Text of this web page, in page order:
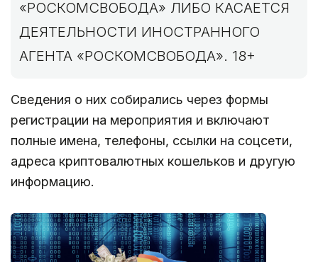
«РОСКОМСВОБОДА» ЛИБО КАСАЕТСЯ
ДЕЯТЕЛЬНОСТИ ИНОСТРАННОГО
АГЕНТА «РОСКОМСВОБОДА». 18+
Сведения о них собирались через формы
регистрации на мероприятия и включают
полные имена, телефоны, ссылки на соцсети,
адреса криптовалютных кошельков и другую
информацию.